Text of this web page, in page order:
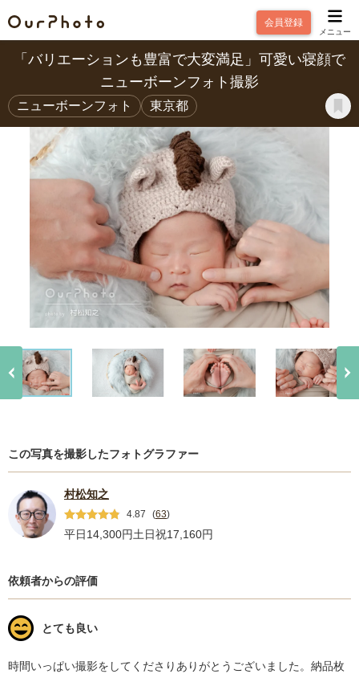
会員登録
メニュー
「バリエーションも豊富で大変満足」可愛い寝顔で
ニューボーンフォト撮影
ニューボーンフォト 東京都
この写真を撮影したフォトグラファー
村松知之
4.87 (63)
平日14,300円土日祝17,160円
依頼者からの評価
とても良い
時間いっぱい撮影をしてくださりありがとうございました。納品枚